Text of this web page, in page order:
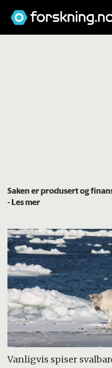
Saken er produsert og
- Les mer
Vanligvis spiser